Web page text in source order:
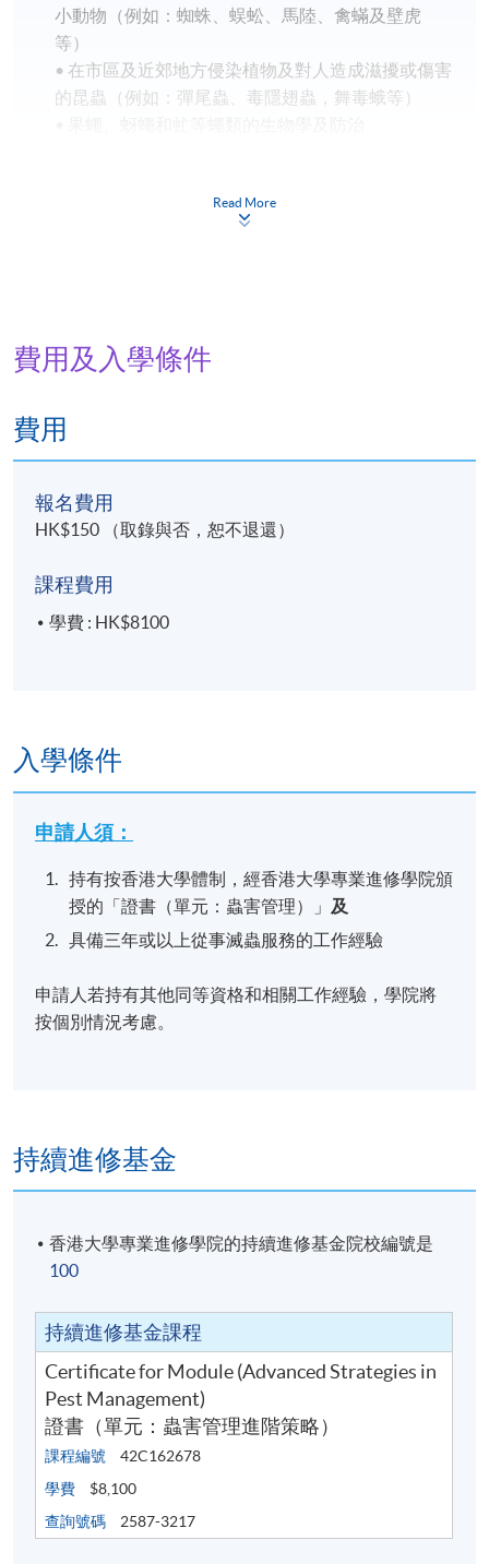
小動物（例如：蜘蛛、蜈蚣、馬陸、禽蟎及壁虎
等）
• 在市區及近郊地方侵染植物及對人造成滋擾或傷害
的昆蟲（例如：彈尾蟲、毒隱翅蟲，舞毒蛾等）
學員出席率須達 70% 或以上，並通過評核取得合格
頒授「證書（單元：蟲害管理進階策略）」
共15節課
總課時：39小時 (不包括2小時評核試)
逢星期二及星期四 (7:00pm - 9:00pm / 7:00pm -
10:00pm)
Read More
費用及入學條件
費用
報名費用
HK$150 （取錄與否，恕不退還）
課程費用
學費 : HK$8100
入學條件
申請人須：
持有按香港大學體制，經香港大學專業進修學院頒
授的「證書（單元：蟲害管理）」 及
具備三年或以上從事滅蟲服務的工作經驗
申請人若持有其他同等資格和相關工作經驗，學院將
按個別情況考慮。
持續進修基金
香港大學專業進修學院的持續進修基金院校編號是
100
持續進修基金課程
Certificate for Module (Advanced Strategies in
Pest Management)
證書（單元：蟲害管理進階策略）
課程編號
42C162678
學費
$8,100
查詢號碼
2587-3217